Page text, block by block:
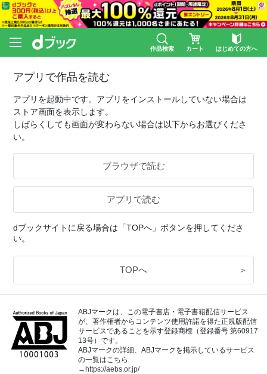
作品検索 カート はじめての方へ
アプリで作品を読む
アプリを起動中です。アプリをインストールしていない場合は
ストア画面を表示します。
しばらくしても画面が変わらない場合は以下からお選びくださ
い。
ブラウザで読む
アプリで読む
dブックサイトに戻る場合は「TOPへ」ボタンを押してくださ
い。
TOPへ ＞
ABJマークは、この電子書店・電子書籍配信サービス
が、著作権者からコンテンツ使用許諾を得た正規版配信
サービスであることを示す登録商標（登録番号 第60917
13号）です。
ABJマークの詳細、ABJマークを掲示しているサービス
の一覧はこちら
→https://aebs.or.jp/